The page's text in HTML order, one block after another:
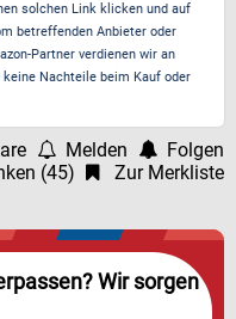
solchen Link klicken und auf
betreffenden Anbieter oder
Partner verdienen wir an
Nachteile beim Kauf oder
Melden
Folgen
(45) Zur Merkliste
Wir sorgen